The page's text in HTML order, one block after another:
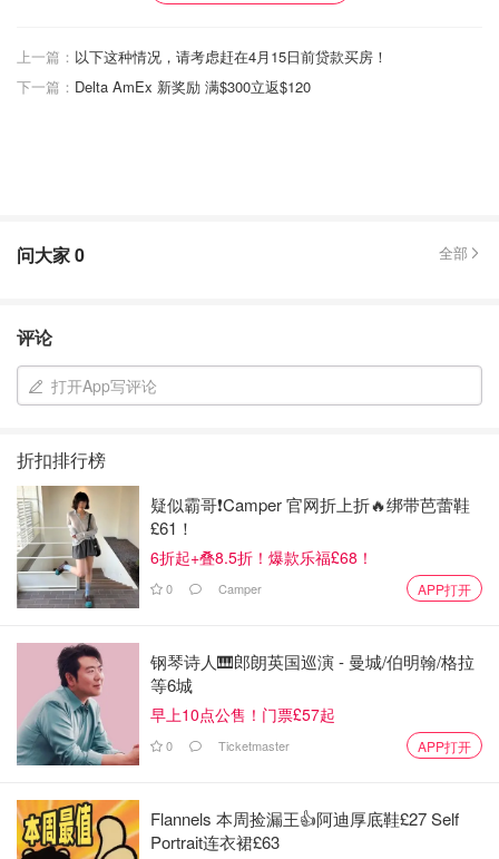
温水都可以,这样可以有效减少蛋液遇热油后的收缩,不会炒
老变硬变干瘪。
（重点是稀释一下的鸡蛋液不会黏糊在碗壁上，比较好洗
碗）
第四步.锅热下油，再倒入鸡蛋液翻炒。
上一篇： 以下这种情况，请考虑赶在4月15日前贷款买房！
下一篇： Delta AmEx 新奖励 满$300立返$120
问大家0 全部
评论
打开App写评论
折扣排行榜
疑似霸哥❗️Camper 官网折上折🔥绑带芭蕾鞋
£61！
6折起+叠8.5折！爆款乐福£68！
0 Camper APP打开
钢琴诗人🎹郎朗英国巡演 - 曼城/伯明翰/格拉
等6城
早上10点公售！门票£57起
0 Ticketmaster APP打开
Flannels 本周捡漏王👍阿迪厚底鞋£27 Self
Portrait连衣裙£63